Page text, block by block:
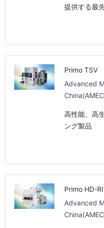
提供する最
Primo TSV
Advanced
高性能、高
ング製品
Primo HD-
Advanced